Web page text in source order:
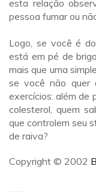
esta relação
pessoa fumar ou
Logo, se você é
está em pé de
mais que uma
se você não quer
exercícios: além de
colesterol, quem
que controlem seu
de raiva?
Copyright © 2002